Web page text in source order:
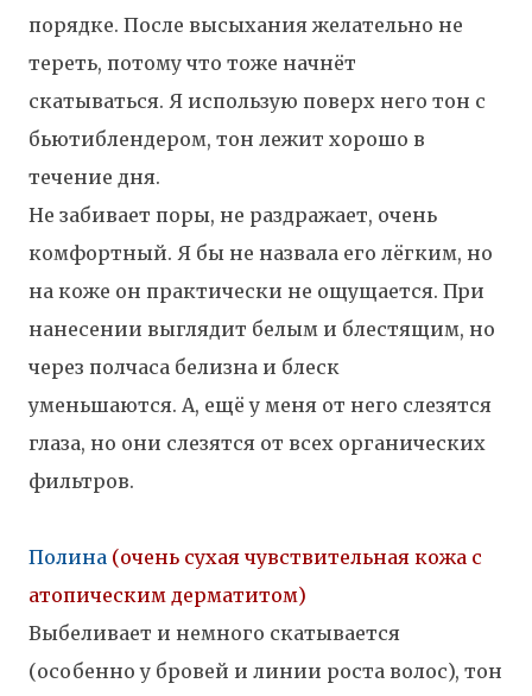
порядке. После высыхания желательно не
тереть, потому что тоже начнёт
скатываться. Я использую поверх него тон с
бьютиблендером, тон лежит хорошо в
течение дня.
Не забивает поры, не раздражает, очень
комфортный. Я бы не назвала его лёгким, но
на коже он практически не ощущается. При
нанесении выглядит белым и блестящим, но
через полчаса белизна и блеск
уменьшаются. А, ещё у меня от него слезятся
глаза, но они слезятся от всех органических
фильтров.
Полина (очень сухая чувствительная кожа с
атопическим дерматитом)
Выбеливает и немного скатывается
(особенно у бровей и линии роста волос), тон